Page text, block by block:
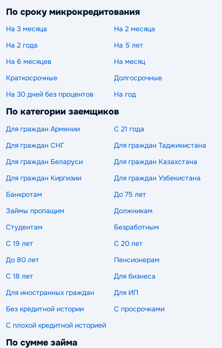
По сроку микрокредитования
На 3 месяца
На 2 месяца
На 2 года
На 5 лет
На 6 месяцев
На месяц
Краткосрочные
Долгосрочные
На 30 дней без процентов
На год
По категории заемщиков
Для граждан Армении
С 21 года
Для граждан СНГ
Для граждан Таджикистана
Для граждан Беларуси
Для граждан Казахстана
Для граждан Киргизии
Для граждан Узбекистана
Банкротам
До 75 лет
Займы пропащим
Должникам
Студентам
Безработным
С 19 лет
С 20 лет
До 80 лет
Пенсионерам
С 18 лет
Для бизнеса
Для иностранных граждан
Для ИП
Без кредитной истории
С просрочками
С плохой кредитной историей
По сумме займа